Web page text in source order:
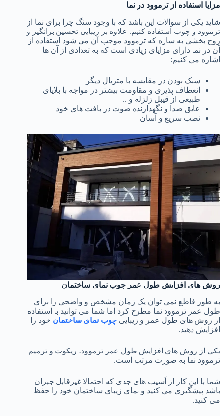
مزایا استفاده از ترموود در نما
شاید یکی از سوالات این باشد که با وجود سنگ چرا برای نما از
ترموود و چوب استفاده کنیم. علاوه بر زیبایی تحسین برانگیز و
روح بخشی به سازه که ترموود موجب آن می شود استفاده از
آن در نما دارای مزایای زیادی است که به تعدادی از آن ها
اشاره می کنیم:
سبک بودن در مقایسه با متریال دیگر
انعطاف پذیری و مقاومت بیشتر در مواجه با بلایای
طبیعی از قیبل زلزله و ..
عایق صدا و نگهدارنده صوت در بافت های خود
نصب سریع و آسان
روش های افزایش طول عمر چوب نمای ساختمان
به طور قاطع نمی توان یک زمان مشخص و واضحی را برای
طول عمر ترموود نما مطرح کرد اما شما می توانید با استفاده
از روش های طول عمر و زیبایی چوب نمای ساختمان خود را
افزایش دهید.
یکی از روش های افزایش طول عمر ترموود، ریکوت و ترمیم
ترموود نما به صورت مرتب است.
شما با این کار از آسیب های جدی که احتمالا غیرقابل جبران
باشد پیشگیری می کنید و نمای زیبای ساختمان خود را حفظ
می کنید.